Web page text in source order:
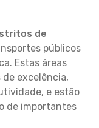
de
públicos
Estas áreas
excelência,
e estão
de importantes